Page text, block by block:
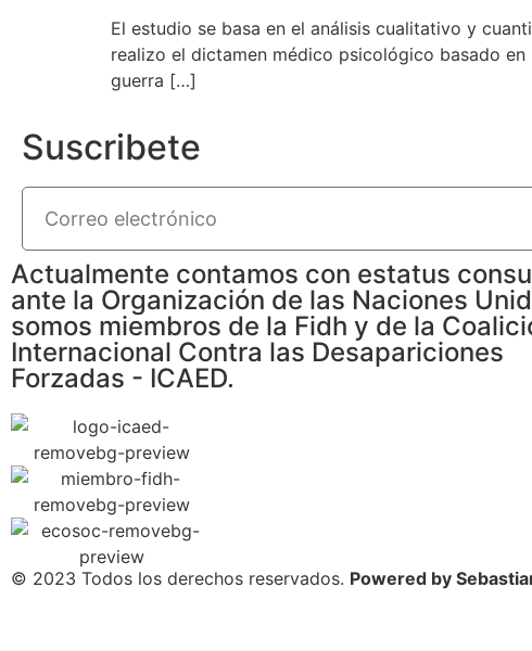
El estudio se basa en el análisis cualitativo y
realizo el dictamen médico psicológico basado
guerra […]
Suscribete
Actualmente contamos con estatus
ante la Organización de las Naciones
somos miembros de la Fidh y de la
Internacional Contra las Desapariciones
Forzadas - ICAED.
© 2023 Todos los derechos reservados. Powered by